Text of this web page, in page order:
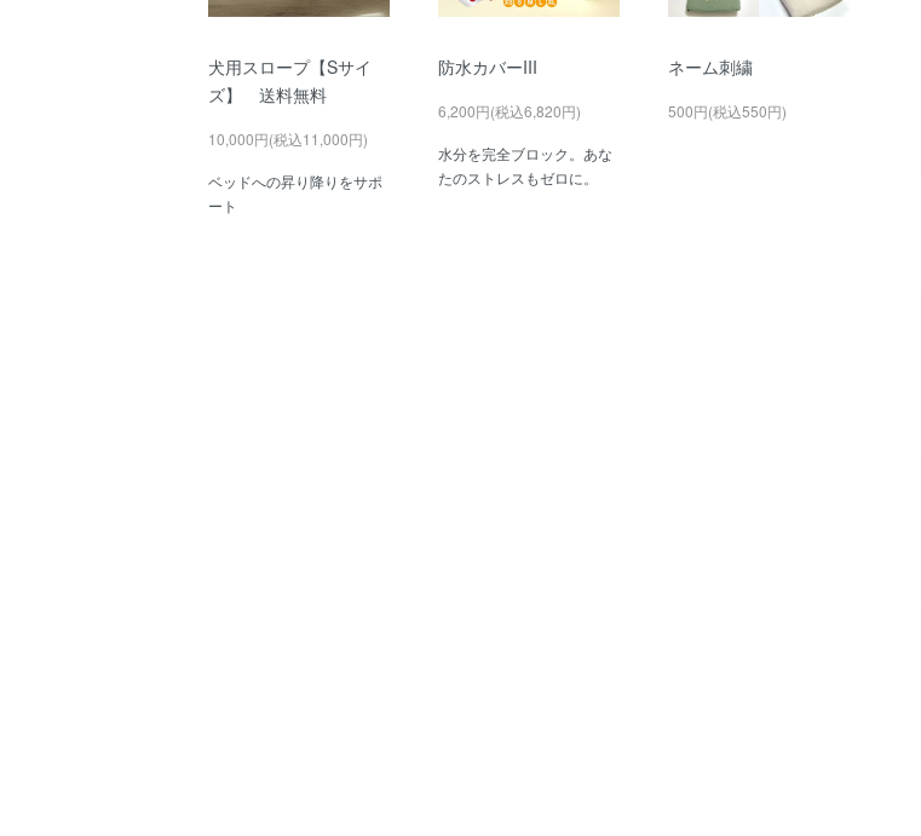
犬用スロープ【Sサイ
ズ】 送料無料
10,000円(税込11,000円)
ベッドへの昇り降りをサポ
ート
防水カバーIII
6,200円(税込6,820円)
水分を完全ブロック。あな
たのストレスもゼロに。
ネーム刺繍
500円(税込550円)